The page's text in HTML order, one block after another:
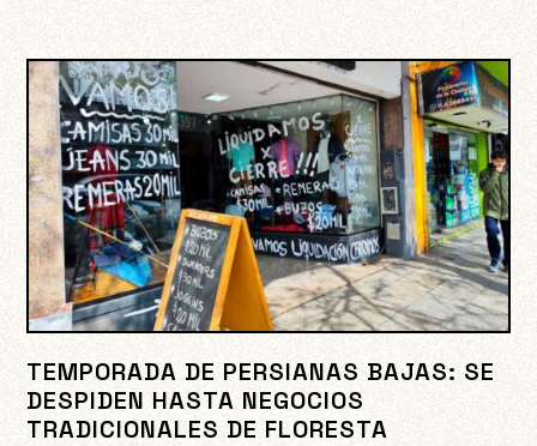
TEMPORADA DE PERSIANAS BAJAS: SE
DESPIDEN HASTA NEGOCIOS
TRADICIONALES DE FLORESTA